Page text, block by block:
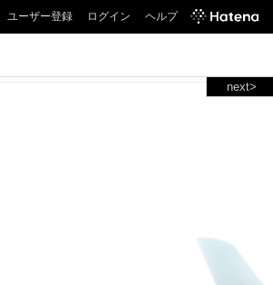
ユーザー登録 ログイン ヘルプ
next>